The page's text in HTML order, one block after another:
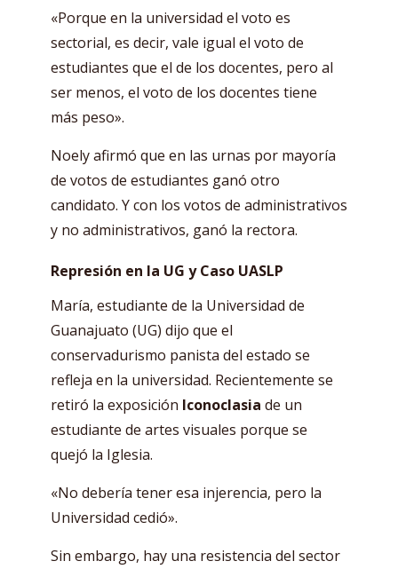
«Porque en la universidad el voto es
sectorial, es decir, vale igual el voto de
estudiantes que el de los docentes, pero al
ser menos, el voto de los docentes tiene
más peso».
Noely afirmó que en las urnas por mayoría
de votos de estudiantes ganó otro
candidato. Y con los votos de administrativos
y no administrativos, ganó la rectora.
Represión en la UG y Caso UASLP
María, estudiante de la Universidad de
Guanajuato (UG) dijo que el
conservadurismo panista del estado se
refleja en la universidad. Recientemente se
retiró la exposición Iconoclasia de un
estudiante de artes visuales porque se
quejó la Iglesia.
«No debería tener esa injerencia, pero la
Universidad cedió».
Sin embargo, hay una resistencia del sector